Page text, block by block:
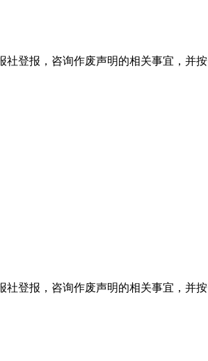
登报，咨询作废声明的相关事宜，
登报，咨询作废声明的相关事宜，